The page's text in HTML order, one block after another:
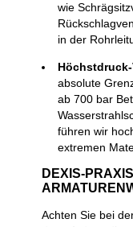
wie
in der
absolute
ab 700 bar
führen wir
extremen
DEXIS-
Achten Sie bei